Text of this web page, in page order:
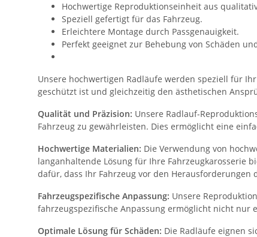
Hochwertige Reproduktionseinheit aus
Speziell gefertigt für das Fahrzeug.
Erleichtere Montage durch Passgenauigkeit.
Perfekt geeignet zur Behebung von Schäden
Unsere hochwertigen Radläufe werden speziell für
geschützt ist und gleichzeitig den ästhetischen
Qualität und Präzision: Unsere Radlauf-
Fahrzeug zu gewährleisten. Dies ermöglicht eine
Hochwertige Materialien: Die Verwendung von
langanhaltende Lösung für Ihre Fahrzeugkarosserie
dafür, dass Ihr Fahrzeug vor den Herausforderungen
Fahrzeugspezifische Anpassung: Unsere
fahrzeugspezifische Anpassung ermöglicht nicht nur
Optimale Lösung für Schäden: Die Radläufe eignen